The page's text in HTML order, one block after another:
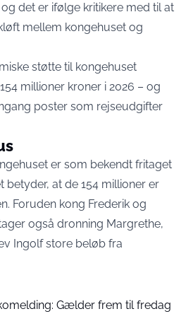
det er ifølge kritikere med til at
mellem kongehuset og
støtte til kongehuset
millioner kroner i 2026 – og
poster som rejseudgifter
er som bekendt fritaget
betyder, at de 154 millioner er
Foruden kong Frederik og
også dronning Margrethe,
Ingolf store beløb fra
Gælder frem til fredag